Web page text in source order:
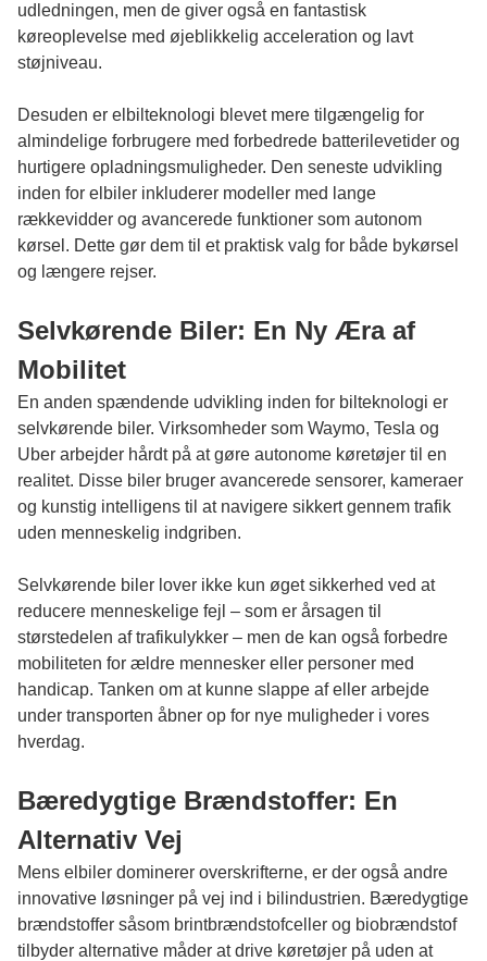
udledningen, men de giver også en fantastisk
køreoplevelse med øjeblikkelig acceleration og lavt
støjniveau.
Desuden er elbilteknologi blevet mere tilgængelig for
almindelige forbrugere med forbedrede batterilevetider og
hurtigere opladningsmuligheder. Den seneste udvikling
inden for elbiler inkluderer modeller med lange
rækkevidder og avancerede funktioner som autonom
kørsel. Dette gør dem til et praktisk valg for både bykørsel
og længere rejser.
Selvkørende Biler: En Ny Æra af
Mobilitet
En anden spændende udvikling inden for bilteknologi er
selvkørende biler. Virksomheder som Waymo, Tesla og
Uber arbejder hårdt på at gøre autonome køretøjer til en
realitet. Disse biler bruger avancerede sensorer, kameraer
og kunstig intelligens til at navigere sikkert gennem trafik
uden menneskelig indgriben.
Selvkørende biler lover ikke kun øget sikkerhed ved at
reducere menneskelige fejl – som er årsagen til
størstedelen af trafikulykker – men de kan også forbedre
mobiliteten for ældre mennesker eller personer med
handicap. Tanken om at kunne slappe af eller arbejde
under transporten åbner op for nye muligheder i vores
hverdag.
Bæredygtige Brændstoffer: En
Alternativ Vej
Mens elbiler dominerer overskrifterne, er der også andre
innovative løsninger på vej ind i bilindustrien. Bæredygtige
brændstoffer såsom brintbrændstofceller og biobrændstof
tilbyder alternative måder at drive køretøjer på uden at